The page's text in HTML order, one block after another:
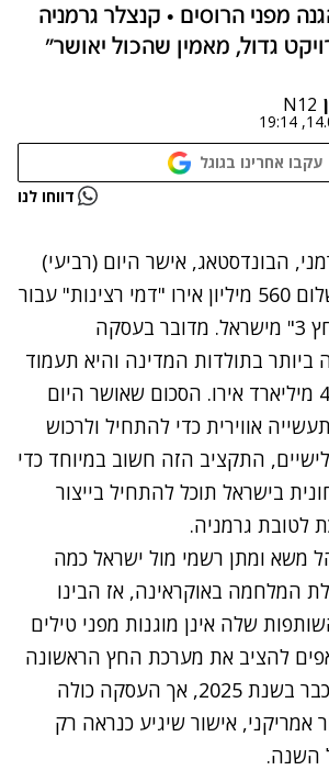
מפני הרוסים • קנצלר גרמניה
N12
עקבו אחרינו בגוגל
נתקלנו בבעיה דווחו לנו
הבונדסטאג, אישר היום (רביעי)
אחר הצוהריים תשלום 560 מיליון אירו "דמי רצינות" עבור
רכישת מערכת ה"חץ 3" מישראל. מדובר בעסקה
ביותר בתולדות המדינה והיא תעמוד
בסופו של דבר על 4 מיליארד אירו. הסכום שאושר היום
אווירית כדי להתחיל ולרכוש
התקציב הזה חשוב במיוחד כדי
בישראל תוכל להתחיל בייצור
לטובת גרמניה.
משא ומתן רשמי מול ישראל כמה
המלחמה באוקראינה, אז הבינו
שלה אינן מוגנות מפני טילים
להציב את מערכת החץ הראשונה
על אדמת גרמניה כבר בשנת 2025, אך העסקה כולה
אמריקני, אישור שיגיע כנראה רק
השנה.